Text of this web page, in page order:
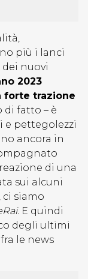
più i lanci
nuovi
2023
forte trazione
di fatto – è
e pettegolezzi
ancora in
di una
sui alcuni
siamo
E quindi
degli ultimi
le news